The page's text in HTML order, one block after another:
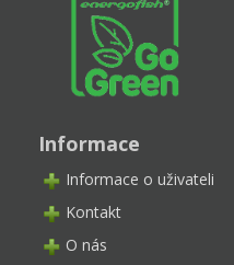
Informace
Informace o uživateli
Kontakt
O nás